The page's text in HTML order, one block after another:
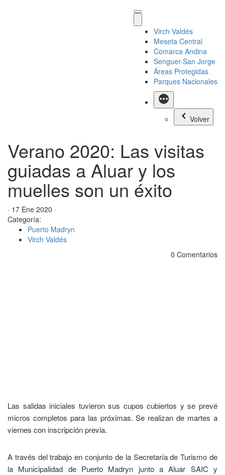
Virch Valdés
Meseta Central
Comarca Andina
Senguer-San Jorge
Áreas Protegidas
Parques Nacionales
Más
Volver
Verano 2020: Las visitas
guiadas a Aluar y los
muelles son un éxito
· 17 Ene 2020 ·
Categoría:
Puerto Madryn
Virch Valdés
0 Comentarios
Las salidas iniciales tuvieron sus cupos cubiertos y se prevé
micros completos para las próximas. Se realizan de martes a
viernes con inscripción previa.
A través del trabajo en conjunto de la Secretaría de Turismo de
la Municipalidad de Puerto Madryn junto a Aluar SAIC y